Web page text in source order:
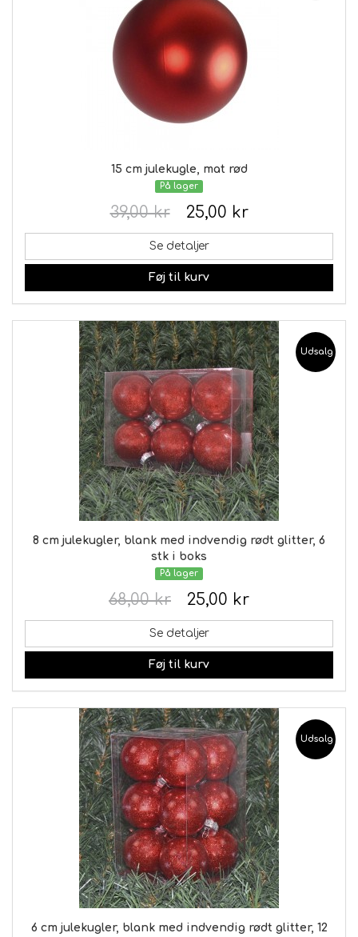
15 cm julekugle, mat rød
På lager
25,00 kr
39,00 kr
Se detaljer
Føj til kurv
Udsalg
8 cm julekugler, blank med indvendig rødt glitter, 6
stk i boks
På lager
25,00 kr
68,00 kr
Se detaljer
Føj til kurv
Udsalg
6 cm julekugler, blank med indvendig rødt glitter, 12